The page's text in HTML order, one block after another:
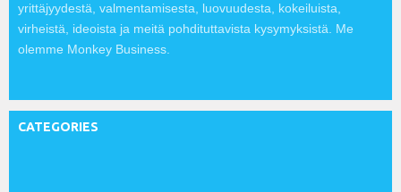
yrittäjyydestä, valmentamisesta, luovuudesta, kokeiluista,
virheistä, ideoista ja meitä pohdituttavista kysymyksistä. Me
olemme Monkey Business.
CATEGORIES